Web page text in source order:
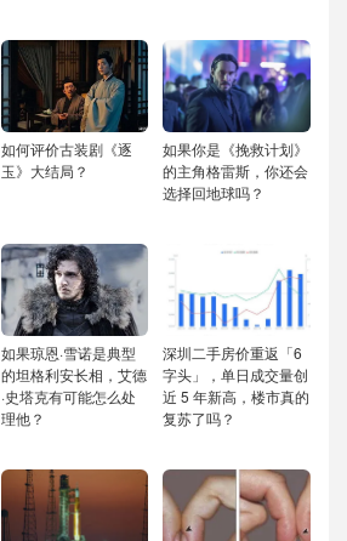
如何评价古装剧《逐
玉》大结局？
如果你是《挽救计划》
的主角格雷斯，你还会
选择回地球吗？
如果琼恩·雪诺是典型
的坦格利安长相，艾德
·史塔克有可能怎么处
理他？
深圳二手房价重返「6
字头」，单日成交量创
近 5 年新高，楼市真的
复苏了吗？